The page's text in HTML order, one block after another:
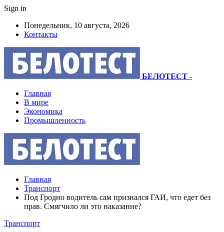
Sign in
Понедельник, 10 августа, 2026
Контакты
БЕЛОТЕСТ -
Главная
В мире
Экономика
Промышленность
Главная
Транспорт
Под Гродно водитель сам признался ГАИ, что едет без
прав. Смягчило ли это наказание?
Транспорт